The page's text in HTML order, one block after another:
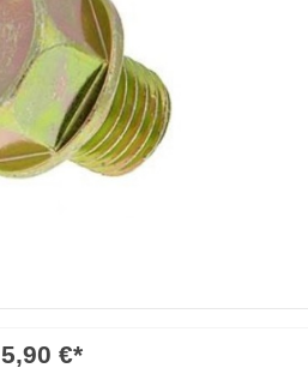
5,90 €*